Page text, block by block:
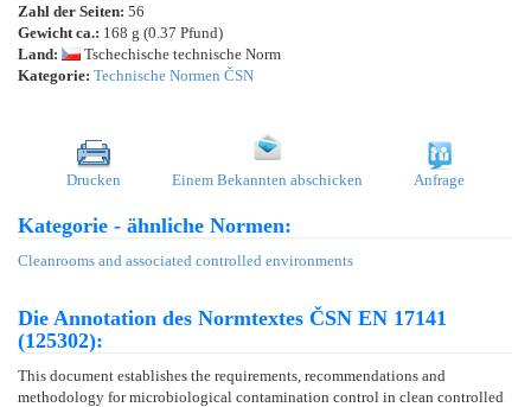
Zahl der Seiten: 56
Gewicht ca.: 168 g (0.37 Pfund)
Land:
Tschechische technische Norm
Kategorie: Technische Normen ČSN
Drucken Einem Bekannten abschicken Anfrage
Kategorie - ähnliche Normen:
Cleanrooms and associated controlled environments
Die Annotation des Normtextes ČSN EN 17141
(125302):
This document establishes the requirements, recommendations and
methodology for microbiological contamination control in clean controlled